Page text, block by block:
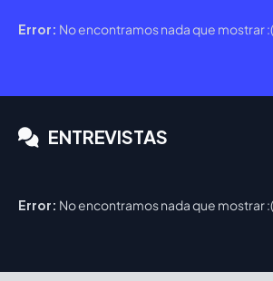
Error: No encontramos nada que mostrar :(
ENTREVISTAS
Error: No encontramos nada que mostrar :(